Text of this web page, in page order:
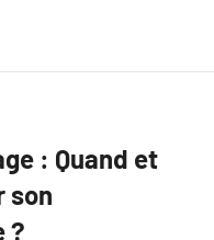
: Quand et
son
?